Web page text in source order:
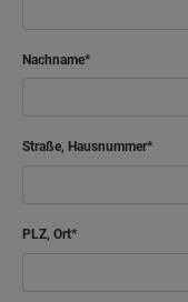
Nachname
Straße, Hausnummer
PLZ, Ort